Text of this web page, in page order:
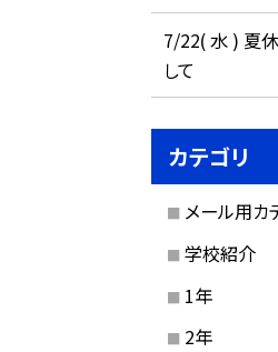
7/22( 水 ) 夏
して
カテゴリ
メール用カ
学校紹介
1年
2年